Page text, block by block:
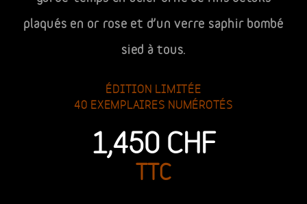
Second modèle de la marque Timeless, ce
garde-temps en acier orné de fins détails
sied à tous.
ÉDITION LIMITÉE
40 EXEMPLAIRES NUMÉROTÉS
1,450CHF